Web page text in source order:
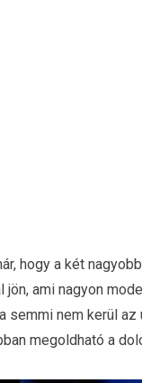
hogy a két
jön, ami nagyon
semmi nem kerül
megoldható a